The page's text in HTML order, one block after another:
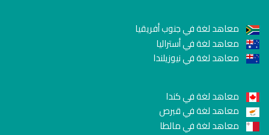
معاهد لغة في جنوب أفريقيا
معاهد لغة في أستراليا
معاهد لغة في نيوزيلندا
معاهد لغة في كندا
معاهد لغة في قبرص
معاهد لغة في مالطا